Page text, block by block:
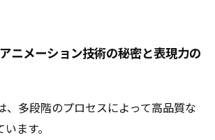
ニメーション技術の秘密と表現力の
、多段階のプロセスによって高品質な
ます。